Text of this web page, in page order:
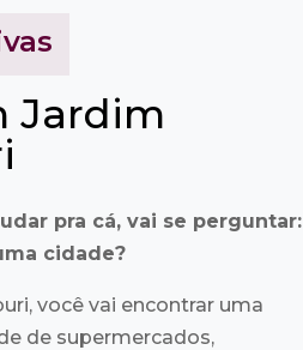
Jardim
pra cá, vai se perguntar:
cidade?
você vai encontrar uma
de supermercados,